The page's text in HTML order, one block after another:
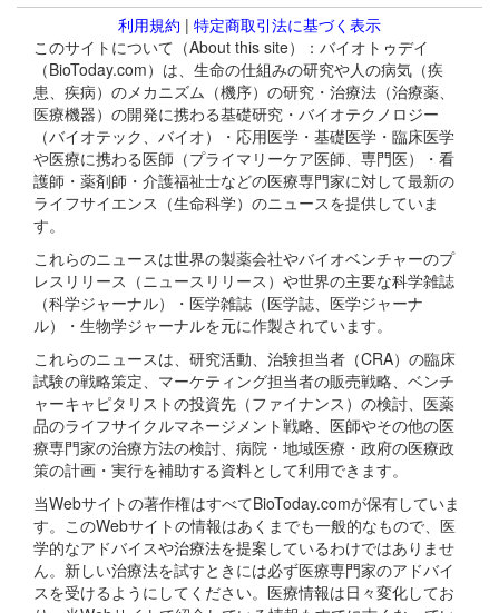
利用規約 | 特定商取引法に基づく表示
このサイトについて（About this site）：バイオトゥデイ
（BioToday.com）は、生命の仕組みの研究や人の病気（疾
患、疾病）のメカニズム（機序）の研究・治療法（治療薬、
医療機器）の開発に携わる基礎研究・バイオテクノロジー
（バイオテック、バイオ）・応用医学・基礎医学・臨床医学
や医療に携わる医師（プライマリーケア医師、専門医）・看
護師・薬剤師・介護福祉士などの医療専門家に対して最新の
ライフサイエンス（生命科学）のニュースを提供していま
す。
これらのニュースは世界の製薬会社やバイオベンチャーのプ
レスリリース（ニュースリリース）や世界の主要な科学雑誌
（科学ジャーナル）・医学雑誌（医学誌、医学ジャーナ
ル）・生物学ジャーナルを元に作製されています。
これらのニュースは、研究活動、治験担当者（CRA）の臨床
試験の戦略策定、マーケティング担当者の販売戦略、ベンチ
ャーキャピタリストの投資先（ファイナンス）の検討、医薬
品のライフサイクルマネージメント戦略、医師やその他の医
療専門家の治療方法の検討、病院・地域医療・政府の医療政
策の計画・実行を補助する資料として利用できます。
当Webサイトの著作権はすべてBioToday.comが保有していま
す。このWebサイトの情報はあくまでも一般的なもので、医
学的なアドバイスや治療法を提案しているわけではありませ
ん。新しい治療法を試すときには必ず医療専門家のアドバイ
スを受けるようにしてください。医療情報は日々変化してお